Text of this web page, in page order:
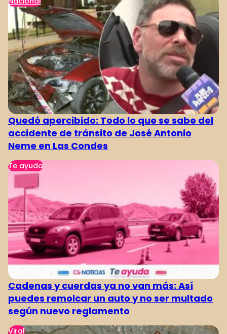
Quedó apercibido: Todo lo que se sabe del
accidente de tránsito de José Antonio
Neme en Las Condes
Te ayuda
Cadenas y cuerdas ya no van más: Así
puedes remolcar un auto y no ser multado
según nuevo reglamento
Viral